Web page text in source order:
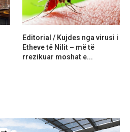
Editorial / Kujdes nga virusi i
Etheve të Nilit – më të
rrezikuar moshat e...